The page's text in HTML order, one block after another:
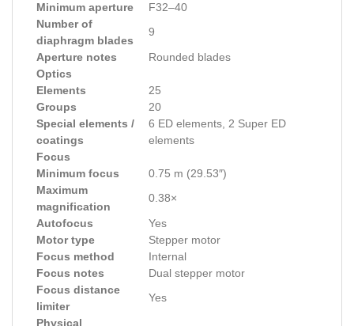
Minimum aperture
F32–40
Number of
diaphragm blades
9
Aperture notes
Rounded blades
Optics
Elements
25
Groups
20
Special elements /
coatings
6 ED elements, 2 Super ED
elements
Focus
Minimum focus
0.75 m (29.53″)
Maximum
magnification
0.38×
Autofocus
Yes
Motor type
Stepper motor
Focus method
Internal
Focus notes
Dual stepper motor
Focus distance
limiter
Yes
Physical